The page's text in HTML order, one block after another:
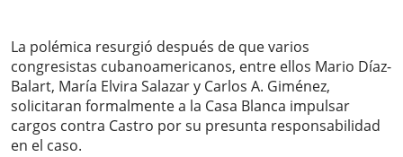
La polémica resurgió después de que varios
congresistas cubanoamericanos, entre ellos Mario Díaz-
Balart, María Elvira Salazar y Carlos A. Giménez,
solicitaran formalmente a la Casa Blanca impulsar
cargos contra Castro por su presunta responsabilidad
en el caso.